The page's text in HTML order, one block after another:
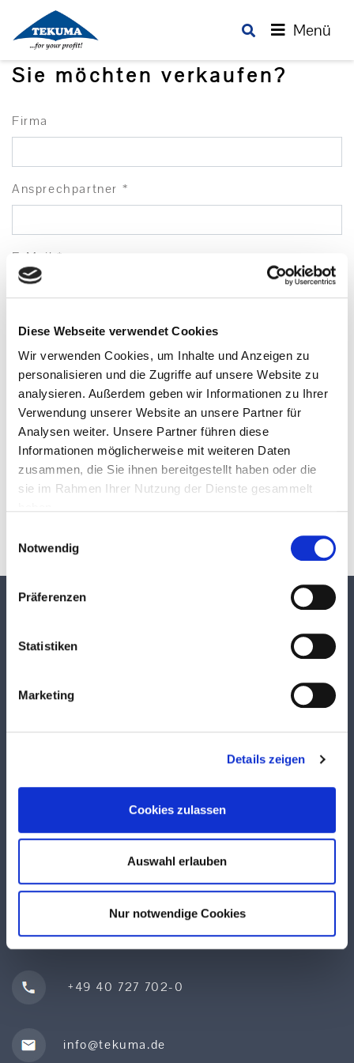
Diese Webseite verwendet Cookies
Wir verwenden Cookies, um Inhalte und Anzeigen zu
personalisieren und die Zugriffe auf unsere Website zu
analysieren. Außerdem geben wir Informationen zu Ihrer
Verwendung unserer Website an unsere Partner für
Analysen weiter. Unsere Partner führen diese
Informationen möglicherweise mit weiteren Daten
zusammen, die Sie ihnen bereitgestellt haben oder die
sie im Rahmen Ihrer Nutzung der Dienste gesammelt
Notwendig
Präferenzen
Statistiken
Marketing
Details zeigen
Cookies zulassen
Auswahl erlauben
Nur notwendige Cookies
Menü
Sie möchten verkaufen?
Firma
Ansprechpartner *
E-Mail *
Telefon
Ihre Nachricht an uns*
Abschicken
TEKUMA KUNSTSTOFF GMBH
Über TEKUMA
Anwendungstechnik
AGB
KONTAKT
+49 40 727 702-0
info@tekuma.de